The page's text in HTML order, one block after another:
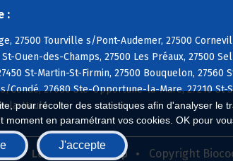
pour récolter des statistiques afin d'analyser le
en paramétrant vos cookies. OK pour
J'accepte
:
27500 Tourville s/Pont-Audemer, 27500
Ouen-des-Champs, 27500 Les Préaux, 27500
St-Martin-St-Firmin, 27500 Bouquelon, 27560
Condé, 27680 Ste-Opportune-la-Mare, 27210
la-Haule
Le réseau Biocoop Copyright